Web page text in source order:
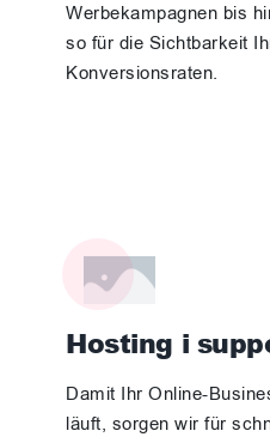
Werbekampagnen bis
so für die Sichtbarkeit
Konversionsraten.
Hosting i
Damit Ihr Online-
läuft, sorgen wir für